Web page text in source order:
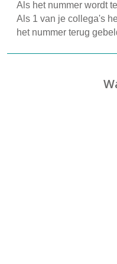
Als het nummer wordt
Als 1 van je collega's
het nummer terug